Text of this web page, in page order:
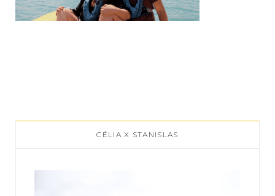
CÉLIA X STANISLAS